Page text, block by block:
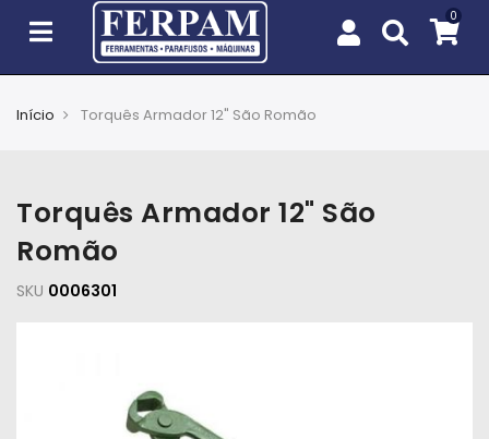
e
Jardim
EPIs
Início Torquês Armador 12" São Romão
Torquês Armador 12" São
Romão
SKU 0006301